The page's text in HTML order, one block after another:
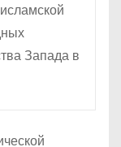
Запада в